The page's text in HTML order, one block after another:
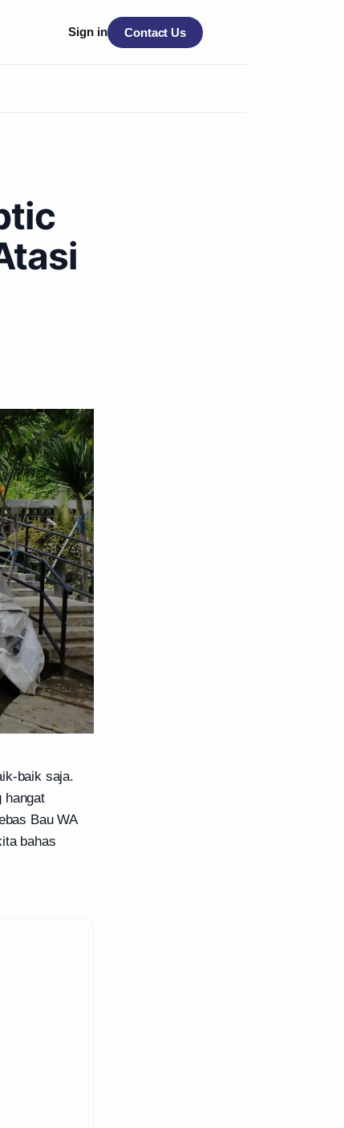
Sign in Contact Us
baik saja.
hangat
Bau WA
bahas